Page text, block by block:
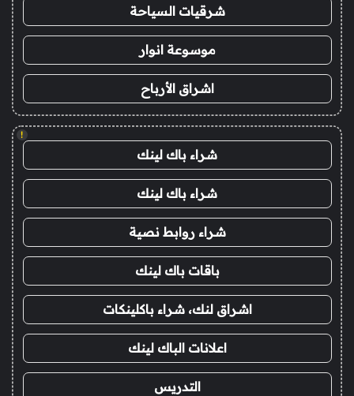
شرقيات السياحة
موسوعة انوار
اشراق الأرباح
!
شراء باك لينك
شراء باك لينك
شراء روابط نصية
باقات باك لينك
اشراق لنك، شراء باكلينكات
اعلانات الباك لينك
التدريس